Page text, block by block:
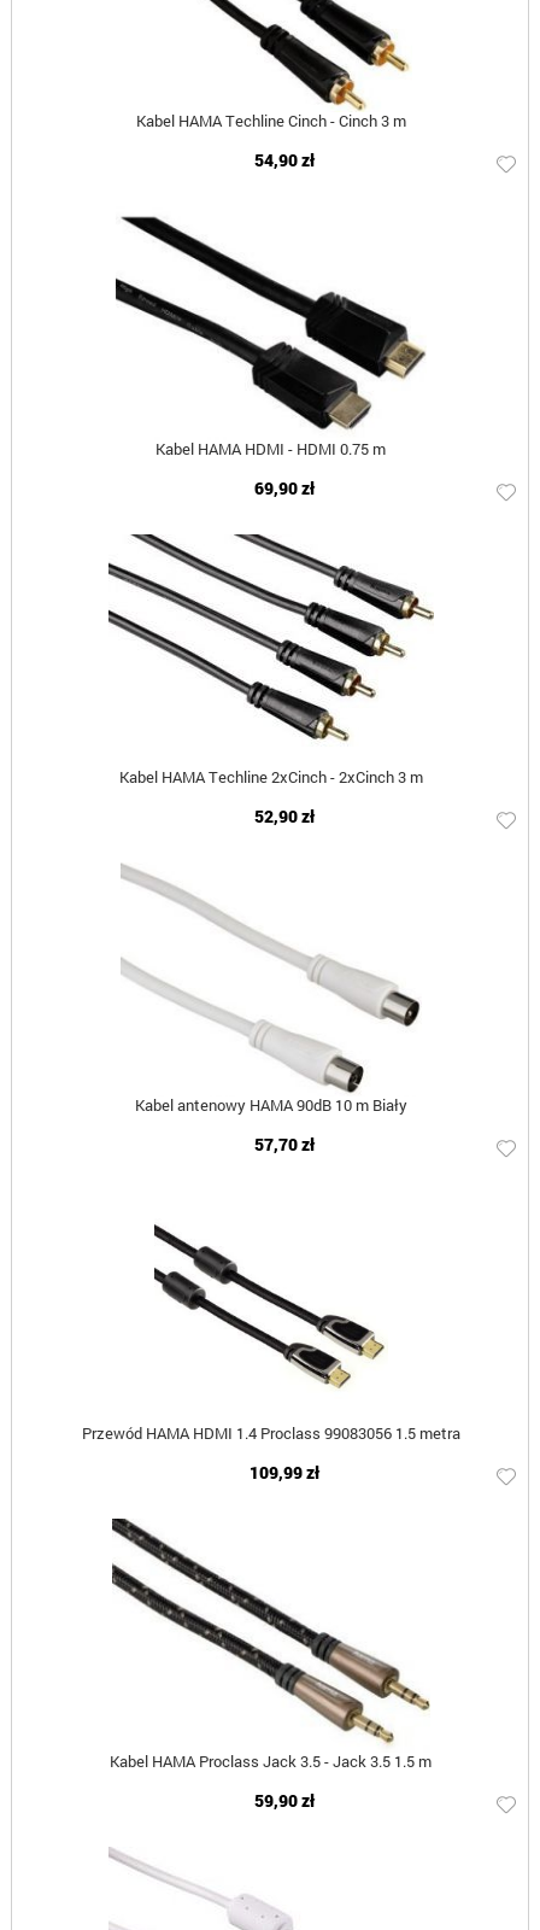
Kabel HAMA Techline Cinch - Cinch 3 m
54,90 zł
Kabel HAMA HDMI - HDMI 0.75 m
69,90 zł
Kabel HAMA Techline 2xCinch - 2xCinch 3 m
52,90 zł
Kabel antenowy HAMA 90dB 10 m Biały
57,70 zł
Przewód HAMA HDMI 1.4 Proclass 99083056 1.5 metra
109,99 zł
Kabel HAMA Proclass Jack 3.5 - Jack 3.5 1.5 m
59,90 zł